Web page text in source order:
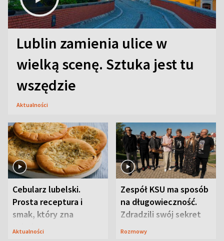
Lublin zamienia ulice w
wielką scenę. Sztuka jest tu
wszędzie
Aktualności
Cebularz lubelski.
Prosta receptura i
smak, który zna
Lubelszczyzna
Aktualności
Zespół KSU ma sposób
na długowieczność.
Zdradzili swój sekret
Rozmowy